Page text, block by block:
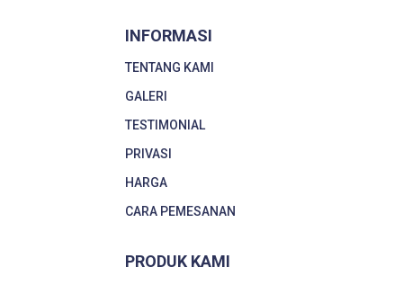
INFORMASI
TENTANG KAMI
GALERI
TESTIMONIAL
PRIVASI
HARGA
CARA PEMESANAN
PRODUK KAMI